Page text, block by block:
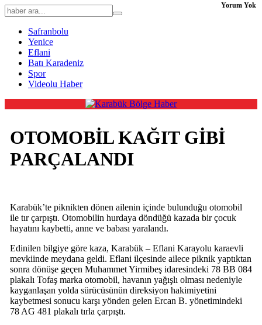
Safranbolu
Yenice
Eflani
Batı Karadeniz
Spor
Videolu Haber
OTOMOBİL KAĞIT GİBİ
PARÇALANDI
Karabük’te piknikten dönen ailenin içinde bulunduğu otomobil
ile tır çarpıştı. Otomobilin hurdaya döndüğü kazada bir çocuk
hayatını kaybetti, anne ve babası yaralandı.
Edinilen bilgiye göre kaza, Karabük – Eflani Karayolu karaevli
mevkiinde meydana geldi. Eflani ilçesinde ailece piknik yaptıktan
sonra dönüşe geçen Muhammet Yirmibeş idaresindeki 78 BB 084
plakalı Tofaş marka otomobil, havanın yağışlı olması nedeniyle
kayganlaşan yolda sürücüsünün direksiyon hakimiyetini
kaybetmesi sonucu karşı yönden gelen Ercan B. yönetimindeki
78 AG 481 plakalı tırla çarpıştı.
Yorum Yok